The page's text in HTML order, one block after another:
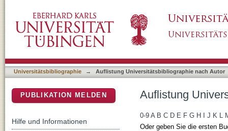
Universitätsbibliographie → Auflistung Universitätsbibliographie nach Autor
Auflistung
0-9 A B C D E F G H J K L
Oder geben Sie die ersten
PUBLIKATION MELDEN
Hilfe und Informationen